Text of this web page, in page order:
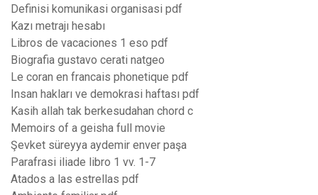
Definisi komunikasi organisasi pdf
Kazı metrajı hesabı
Libros de vacaciones 1 eso pdf
Biografia gustavo cerati natgeo
Le coran en francais phonetique pdf
Insan hakları ve demokrasi haftası pdf
Kasih allah tak berkesudahan chord c
Memoirs of a geisha full movie
Şevket süreyya aydemir enver paşa
Parafrasi iliade libro 1 vv. 1-7
Atados a las estrellas pdf